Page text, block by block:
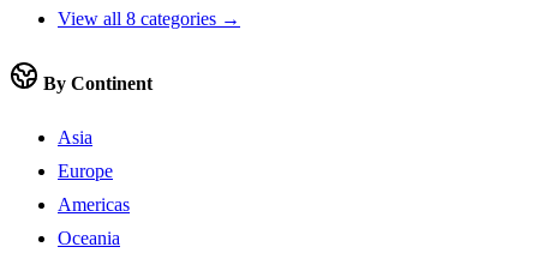
View all 8 categories →
By Continent
Asia
Europe
Americas
Oceania